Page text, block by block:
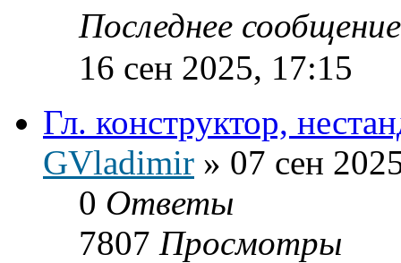
Последнее
16 сен 2025, 17:15
Гл. конструктор,
GVladimir » 07 сен
0 Ответы
7807 Просмотры